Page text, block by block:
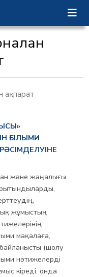
ақпарат
ҒЫЛЫМИ
және жаңалығы
жұмыстың
мақалаға,
(шолу
нәтижелерді
кіреді, онда